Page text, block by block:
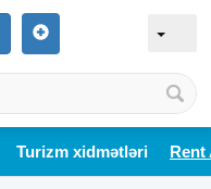
Turizm xidmətləri Rent